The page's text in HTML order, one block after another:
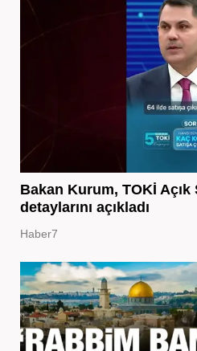
Bakan Kurum, TOKİ Açık
detaylarını açıkladı
Haber7